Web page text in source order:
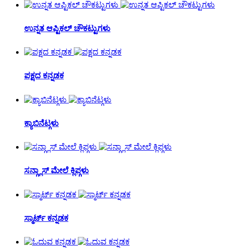
ಉನ್ನತ ಆಪ್ಟಿಕಲ್ ಚೌಕಟ್ಟುಗಳು
ಪಕ್ಷದ ಕನ್ನಡಕ
ಕ್ಯಾಬಿನೆಟ್ಗಳು
ಸನ್ಗ್ಲಾಸ್ ಮೇಲೆ ಕ್ಲಿಪ್ಗಳು
ಸ್ಮಾರ್ಟ್ ಕನ್ನಡಕ